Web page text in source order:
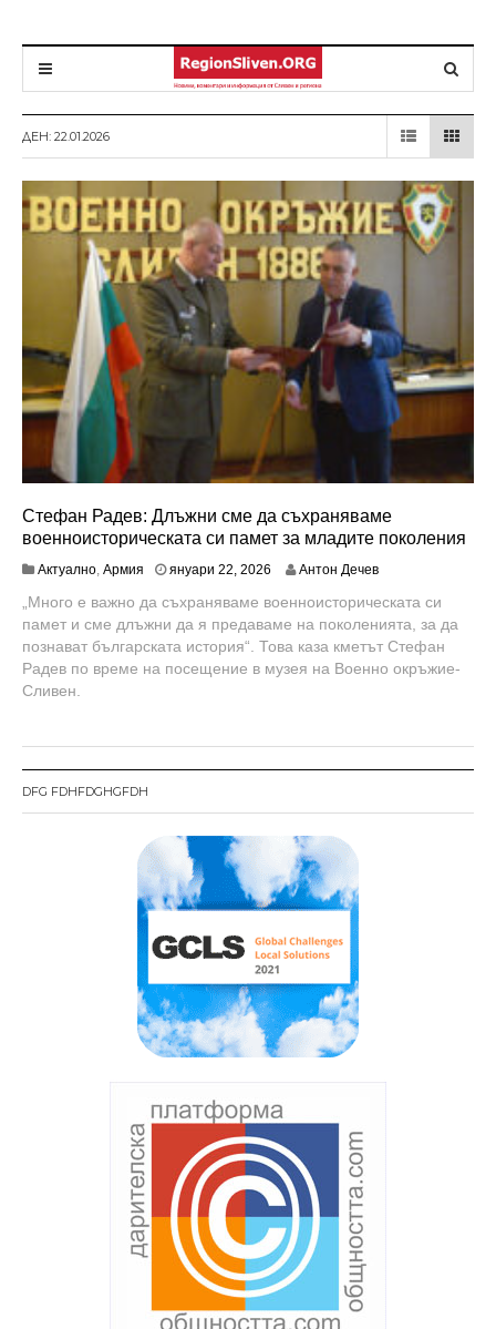
ДЕН: 22.01.2026
Стефан Радев: Длъжни сме да съхраняваме
военноисторическата си памет за младите поколения
Актуално, Армия януари 22, 2026 Антон Дечев
„Много е важно да съхраняваме военноисторическата си
памет и сме длъжни да я предаваме на поколенията, за да
познават българската история“. Това каза кметът Стефан
Радев по време на посещение в музея на Военно окръжие-
Сливен.
DFG FDHFDGHGFDH